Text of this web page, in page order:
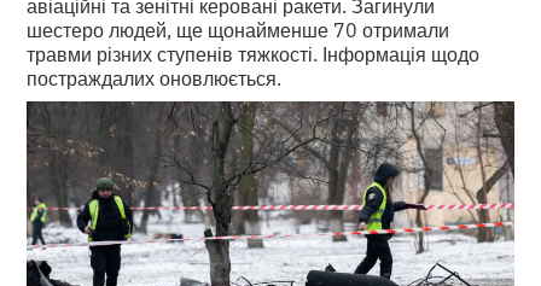
шестеро людей, ще щонайменше 70 отримали
травми різних ступенів тяжкості. Інформація щодо
постраждалих оновлюється.